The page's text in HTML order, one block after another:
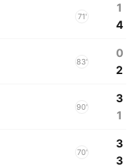
71'
1
4
83'
0
2
90'
3
1
70'
3
3